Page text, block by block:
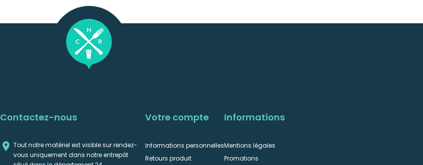
Informations
Mentions légales
Promotions
Votre compte
Informations personnelles
Retours produit
Contactez-nous
 Tout notre matériel est visible sur rendez-
vous uniquement dans notre entrepôt